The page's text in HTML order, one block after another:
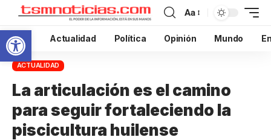
Abrir barra de herramientas
Aa
Inicio Actualidad Política Opinión Mundo
ACTUALIDAD
La articulación es el camino
para seguir fortaleciendo la
piscicultura huilense